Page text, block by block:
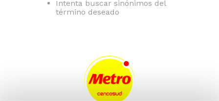
Intenta buscar sinónimos del
término deseado